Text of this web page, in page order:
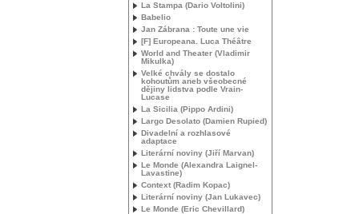
La Stampa (Dario Voltolini)
Babelio
Jan Zábrana : Toute une vie
[F] Europeana. Luca Théâtre
World and Theater (Vladimir
Mikulka)
Velké chvály se dostalo
kohoutům aneb všeobecné
dějiny lidstva podle Vrain-
Lucase
La Sicilia (Pippo Ardini)
Largo Desolato (Damien Rupied)
Divadelní a rozhlasové
adaptace
Literární noviny (Jiří Marvan)
Le Monde (Alexandra Laignel-
Lavastine)
Context (Radim Kopac)
Literární noviny (Jan Lukavec)
Le Monde (Eric Chevillard)